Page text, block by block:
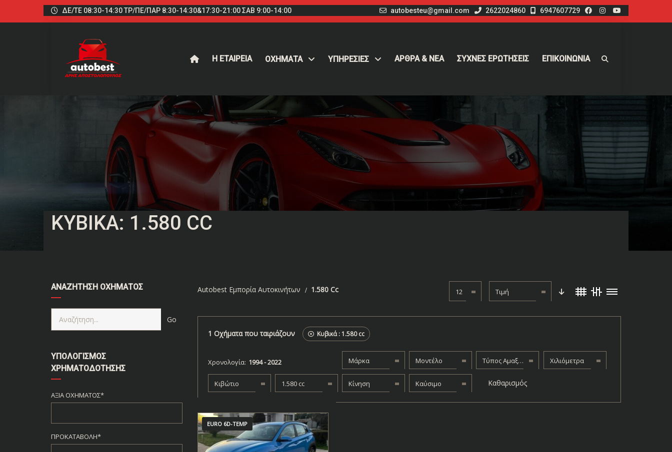
ΔΕ/ΤΕ 08:30-14:30 ΤΡ/ΠΕ/ΠΑΡ 8:30-14:30&17:30-21:00 ΣΑΒ 9:00-14:00 autobesteu@gmail.com 2622024860 6947607729
Η ΕΤΑΙΡΕΙΑ ΟΧΉΜΑΤΑ ΥΠΗΡΕΣΙΕΣ ΑΡΘΡΑ & ΝΕΑ ΣΥΧΝΕΣ ΕΡΩΤΗΣΕΙΣ ΕΠΙΚΟΙΝΩΝΙΑ
ΚΥΒΙΚΆ: 1.580 CC
ΑΝΑΖΉΤΗΣΗ ΟΧΉΜΑΤΟΣ
ΥΠΟΛΟΓΙΣΜΌΣ
ΧΡΗΜΑΤΟΔΌΤΗΣΗΣ
ΑΞΊΑ ΟΧΉΜΑΤΟΣ*
ΠΡΟΚΑΤΑΒΟΛΉ*
Autobest Εμπορία Αυτοκινήτων 1.580 Cc 12 Τιμή
1 Οχήματα που ταιριάζουν Κυβικά :1.580 cc
Χρονολογία: Μάρκα Μοντέλο Τύπος Αμαξώματος Χιλιόμετρα
Κιβώτιο 1.580 cc Κίνηση Καύσιμο Καθαρισμός
EURO 6D-TEMP